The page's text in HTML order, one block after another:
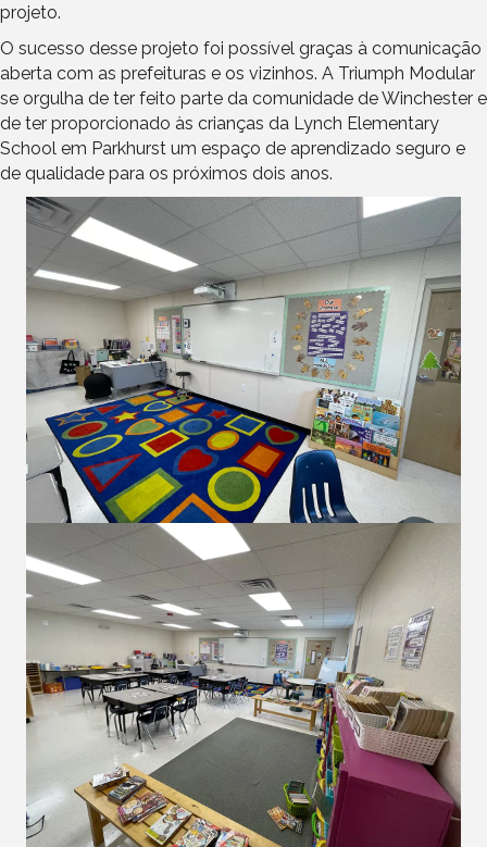
projeto.
O sucesso desse projeto foi possível graças à comunicação
aberta com as prefeituras e os vizinhos. A Triumph Modular
se orgulha de ter feito parte da comunidade de Winchester e
de ter proporcionado às crianças da Lynch Elementary
School em Parkhurst um espaço de aprendizado seguro e
de qualidade para os próximos dois anos.